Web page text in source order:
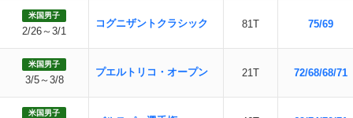
米国男子
2/26～3/1
コグニザントクラシック 81T 75/69
米国男子
3/5～3/8
プエルトリコ・オープン 21T 72/68/68/71
米国男子